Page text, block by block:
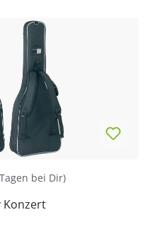
bei Dir)
Konzert